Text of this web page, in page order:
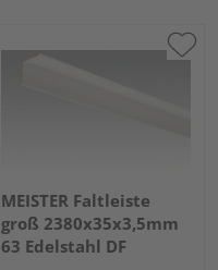
MEISTER Faltleiste
groß 2380x35x3,5mm
63 Edelstahl DF